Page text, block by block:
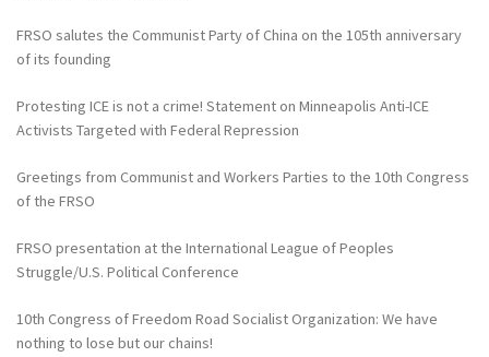
FRSO salutes the Communist Party of China on the 105th anniversary
of its founding
Protesting ICE is not a crime! Statement on Minneapolis Anti-ICE
Activists Targeted with Federal Repression
Greetings from Communist and Workers Parties to the 10th Congress
of the FRSO
FRSO presentation at the International League of Peoples
Struggle/U.S. Political Conference
10th Congress of Freedom Road Socialist Organization: We have
nothing to lose but our chains!